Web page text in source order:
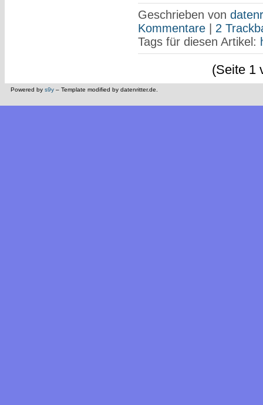
Geschrieben von
Kommentare| 2
Tags für diesen Artikel:
(Seite 1
Powered by s9y – Template modified by datenritter.de.